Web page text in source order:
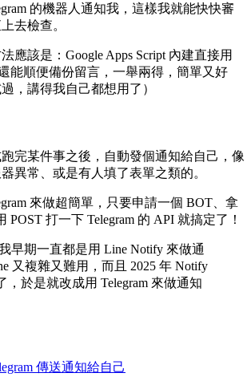
的機器人通知我，這樣我就能快快審
去檢查。
應該是：Google Apps Script 內建直接用
能順便備份留言，一舉兩得，簡單又好
，講得我自己都想用了）
完某件事之後，自動發個通知給自己，像
異常、或是有人填了表單之類的。
來做超簡單，只要申請一個 BOT、拿
POST 打一下 Telegram 的 API 就搞定了！
早期一直都是用 Line Notify 來做通
又複雜又難用，而且 2025 年 Notify
，於是就改成用 Telegram 來做通知
傳送通知給自己